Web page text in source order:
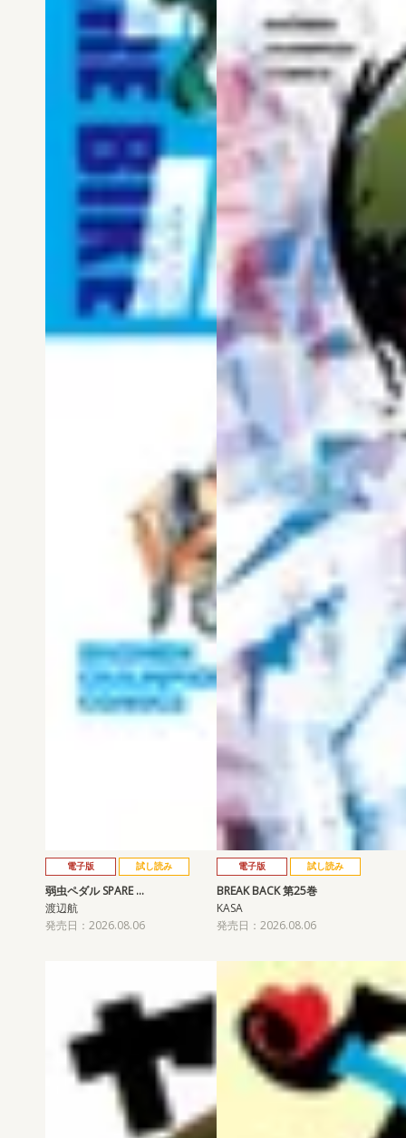
電子版 試し読み
弱虫ペダル SPARE …
渡辺航
発売日：2026.08.06
電子版 試し読み
BREAK BACK 第25巻
KASA
発売日：2026.08.06